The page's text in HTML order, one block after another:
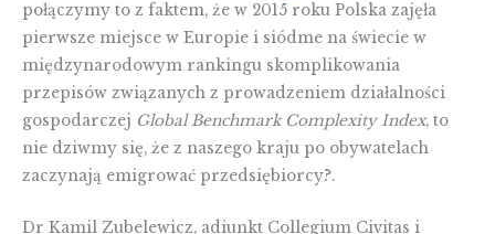
połączymy to z faktem, że w 2015 roku Polska zajęła
pierwsze miejsce w Europie i siódme na świecie w
międzynarodowym rankingu skomplikowania
przepisów związanych z prowadzeniem działalności
gospodarczej Global Benchmark Complexity Index, to
nie dziwmy się, że z naszego kraju po obywatelach
zaczynają emigrować przedsiębiorcy?.
Dr Kamil Zubelewicz, adiunkt Collegium Civitas i